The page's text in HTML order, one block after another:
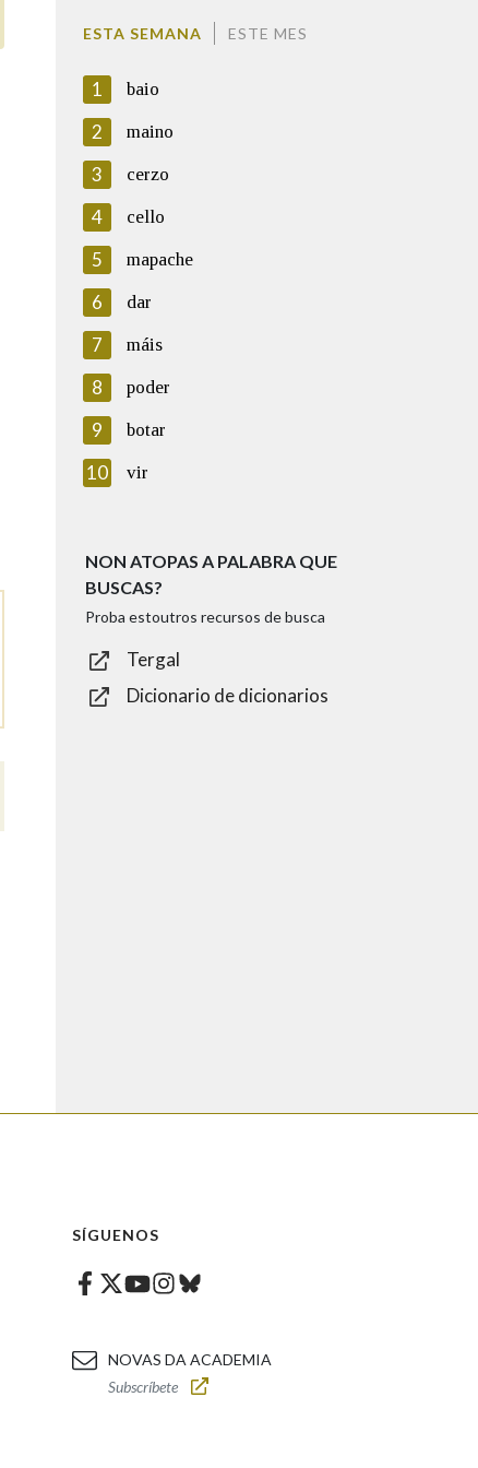
ESTA SEMANA ESTE MES
1 baio
2 maino
3 cerzo
4 cello
5 mapache
6 dar
7 máis
8 poder
9 botar
10 vir
NON ATOPAS A PALABRA QUE
BUSCAS?
Proba estoutros recursos de busca
Tergal
Dicionario de dicionarios
SÍGUENOS
Facebook
Twitter
Youtube
Instagram
Bluesky
NOVAS DA ACADEMIA
Subscríbete